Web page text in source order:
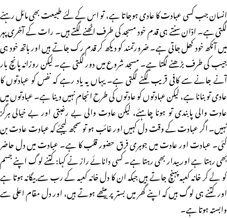
انسان جب کسی عبادت کا عادی ہوجاتا ہے، تو اس کے لئے طبیعت بھی مائل رہنے
لگتی ہے۔ اذان سنتے ہی قدم خود مسجد کی طرف اٹھنے لگتے ہیں۔ رات کے آخری پہر
میں آنکھ خود کھل جاتی ہے۔ ضرورتمند کو دیکھ کر قدم رک جاتے ہیں اور ہاتھ خود ہی
جیب کی طرف بڑھنے لگتا ہے۔ مسجد شروع میں دور لگتی ہے۔ لیکن روزانہ پانچ بار
آنے جانے سے کافی قریب لگنے لگتی ہے۔ یہاں یہ یاد رہے کہ نفس کو عبادتوں کا
عادی تو بنانا ہے، لیکن عبادتوں کو عادتوں کی طرح انجام نہیں دینا ہے۔ عبادتوں میں
عادت والی پابندی تو ہونا چاہئے، لیکن عادت والی بے رغبتی اور بے خیالی ہرگز
نہیں۔ اگر عبادت کے وقت دل کہیں اور غائب ہو تو سمجھ لیجئے کہ عبادت عادت بن
گئی۔ عبادت اور عادت میں جوہری فرق حضور قلب کا ہے۔ عبادت میں دل حاضر
بھی رہتا ہے اور بیدار بھی رہتا ہے۔ کسی دانائے راز نے کہا: کتنے لوگ اپنے جسم
کو لے کر خانہ کعبہ پہنچ جاتے ہیں جبکہ ان کا دل خانہ کعبہ کے رب سے بیگانہ ہوتا ہے
اور کتنے ہی لوگ ہیں کہ اپنے گھر میں بستر پر بیٹھے ہوتے ہیں، اور دل مقام اعلی سے
وابستہ ہوتا ہے۔